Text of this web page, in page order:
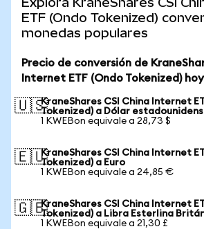
ETF (Ondo Tokenized)
monedas populares
Precio de conversión de
Internet ETF (Ondo Tokenized) hoy
🇺🇸KraneShares CSI China Internet
Tokenized) a Dólar
1 KWEBon equivale a 28,73 $
🇪🇺KraneShares CSI China Internet
Tokenized) a Euro
1 KWEBon equivale a 24,85 €
🇬🇧KraneShares CSI China Internet
Tokenized) a Libra Esterlina
1 KWEBon equivale a 21,30 £